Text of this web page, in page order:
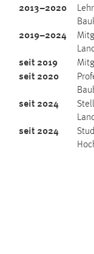
2013–2020
2019–2024
seit 2019
seit 2020
seit 2024
seit 2024